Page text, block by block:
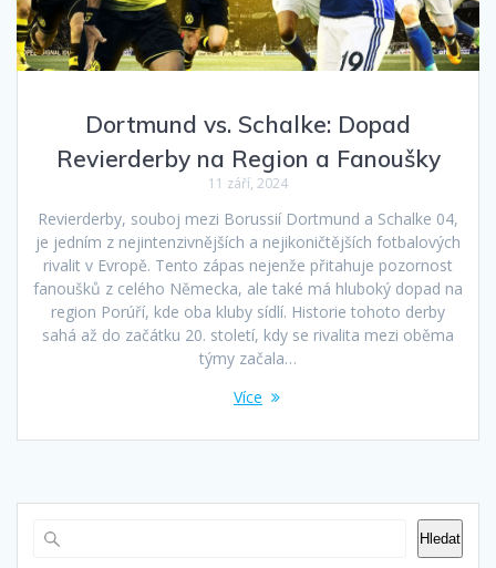
Dortmund vs. Schalke: Dopad
Revierderby na Region a Fanoušky
11 září, 2024
Revierderby, souboj mezi Borussií Dortmund a Schalke 04,
je jedním z nejintenzivnějších a nejikoničtějších fotbalových
rivalit v Evropě. Tento zápas nejenže přitahuje pozornost
fanoušků z celého Německa, ale také má hluboký dopad na
region Porúří, kde oba kluby sídlí. Historie tohoto derby
sahá až do začátku 20. století, kdy se rivalita mezi oběma
týmy začala…
Více
Hledat